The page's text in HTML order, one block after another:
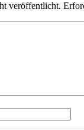
veröffentlicht.